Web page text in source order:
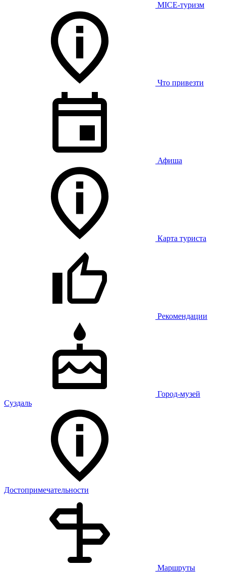
MICE-туризм
Что привезти
Афиша
Карта туриста
Рекомендации
Город-музей
Суздаль
Достопримечательности
Маршруты